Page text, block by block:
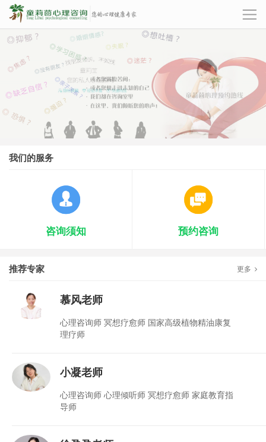
我们的服务
咨询须知 预约咨询
推荐专家
慕风老师
心理咨询师 冥想疗愈师 国家高级植物精油康复
理疗师
小凝老师
心理咨询师 心理倾听师 冥想疗愈师 家庭教育指
导师
更多